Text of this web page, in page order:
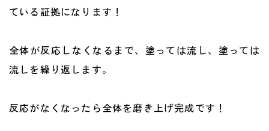
ている証拠になります！
全体が反応しなくなるまで、塗っては流し、塗っては
流しを繰り返します。
反応がなくなったら全体を磨き上げ完成です！